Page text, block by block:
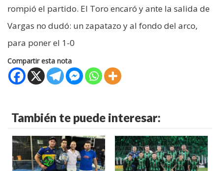
rompió el partido. El Toro encaró y ante la salida de
Vargas no dudó: un zapatazo y al fondo del arco,
para poner el 1-0
Compartir esta nota
También te puede interesar: